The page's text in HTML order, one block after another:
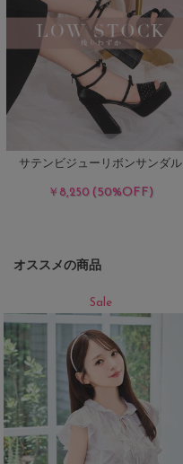
サテンビジューリボンサンダル
￥8,250(50%OFF)
オススメの商品
Sale